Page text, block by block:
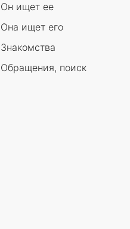
Он ищет ее
Она ищет его
Знакомства
Обращения, поиск